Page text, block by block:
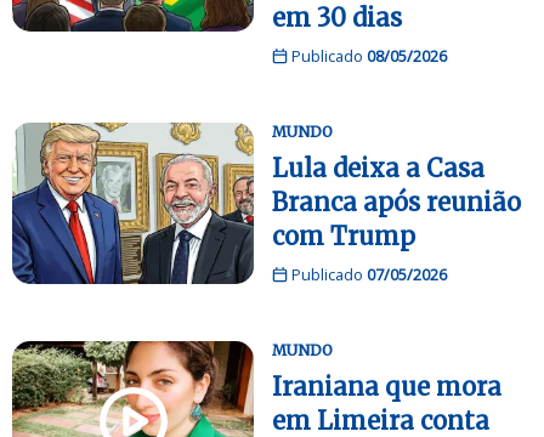
em 30 dias
Publicado 08/05/2026
MUNDO
Lula deixa a Casa
Branca após reunião
com Trump
Publicado 07/05/2026
MUNDO
Iraniana que mora
em Limeira conta